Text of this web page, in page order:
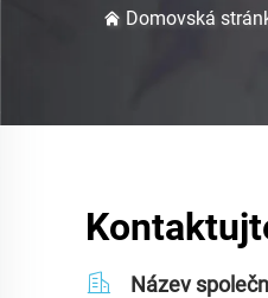
Domovská
Název